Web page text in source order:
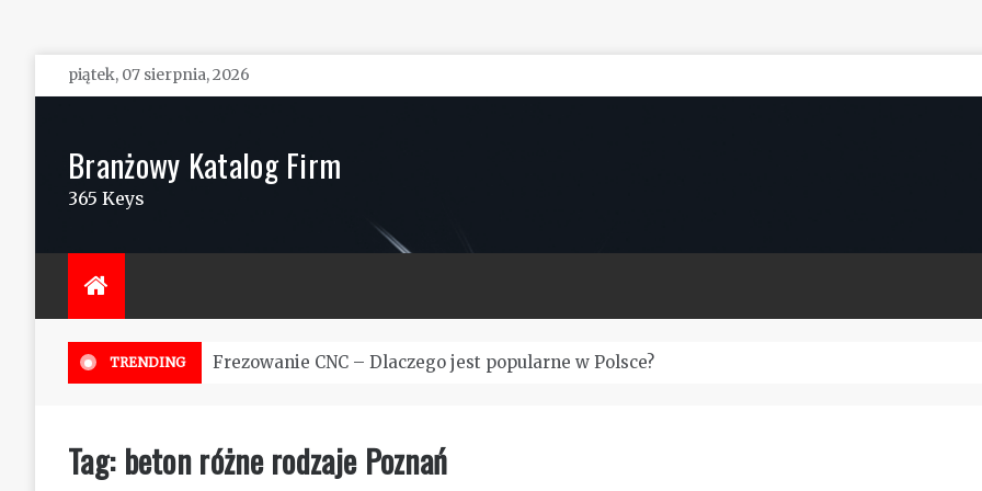
Skip
to
piątek, 07 sierpnia, 2026
Branżowy Katalog Firm
365 Keys
TRENDING Frezowanie CNC – Dlaczego jest popularne w Polsce?
Tag: beton różne rodzaje Poznań